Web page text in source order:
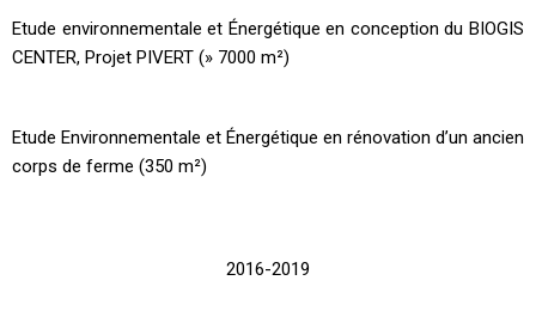
Etude environnementale et Énergétique en conception du BIOGIS
CENTER, Projet PIVERT (» 7000 m²)
Etude Environnementale et Énergétique en rénovation d’un ancien
corps de ferme (350 m²)
2016-2019